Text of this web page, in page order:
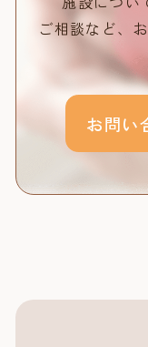
ご相談など、
お問い